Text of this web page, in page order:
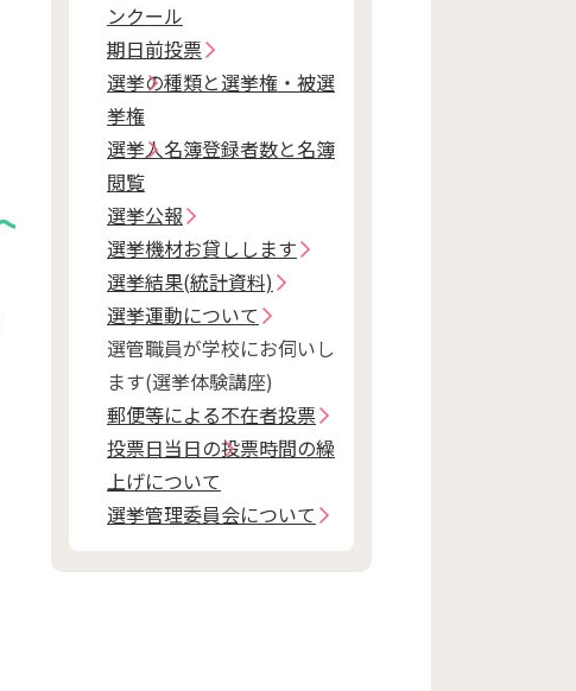
ンクール
期日前投票
選挙の種類と選挙権・被選
挙権
選挙人名簿登録者数と名簿
閲覧
選挙公報
選挙機材お貸しします
選挙結果(統計資料)
選挙運動について
選管職員が学校にお伺いし
ます(選挙体験講座)
郵便等による不在者投票
投票日当日の投票時間の繰
上げについて
選挙管理委員会について